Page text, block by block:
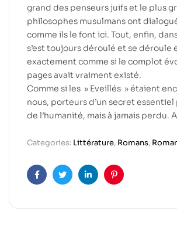
grand des penseurs juifs et le plus
philosophes musulmans ont
comme ils le font ici. Tout, enfin,
s’est toujours déroulé et se déroule
exactement comme si le complot
pages avait vraiment existé.
Comme si les » Eveillés » étaient
nous, porteurs d’un secret essentiel
de l’humanité, mais à jamais perdu.
Categories: Littérature, Romans,
FacebookTwitterLinkedinPinterest